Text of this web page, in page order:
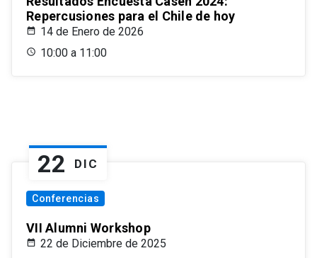
Repercusiones para el Chile de hoy
14 de Enero de 2026
10:00 a 11:00
22 DIC
Conferencias
VII Alumni Workshop
22 de Diciembre de 2025